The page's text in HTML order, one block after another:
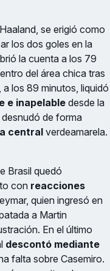
se erigió como
los dos goles en la
la cuenta a los 79
del área chica tras
los 89 minutos, liquidó
e inapelable desde la
de forma
central verdeamarela.
Brasil quedó
con reacciones
quien ingresó en
a Martin
En el último
descontó mediante
falta sobre Casemiro.